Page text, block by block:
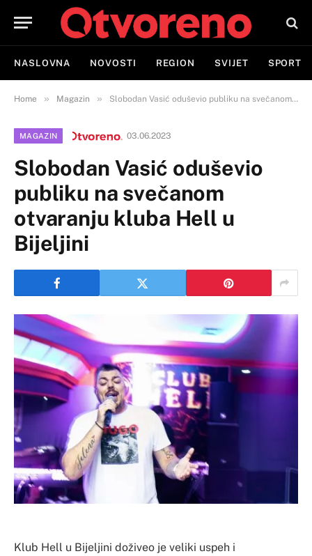
NASLOVNA NOVOSTI REGION SVIJET SPORT
Home » Magazin » Slobodan Vasić oduševio publiku na svečanom otvaranju kluba Hell u Bijeljini
MAGAZIN 03.06.2023
Slobodan Vasić oduševio
publiku na svečanom
otvaranju kluba Hell u
Bijeljini
Klub Hell u Bijeljini doživeo je veliki uspeh i